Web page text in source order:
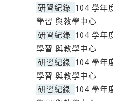
研習紀錄 104 學年
學習 與教學中心
研習紀錄 104 學年
學習 與教學中心
研習紀錄 104 學年
學習 與教學中心
研習紀錄 104 學年